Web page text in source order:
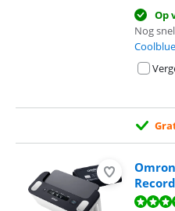
Op
Nog
Beoordeling is 9,0 van de 10,